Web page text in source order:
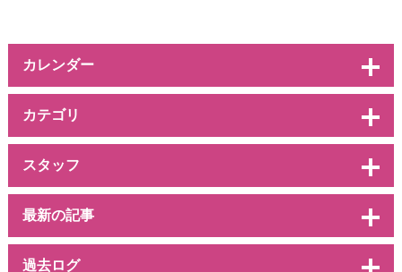
カレンダー
カテゴリ
スタッフ
最新の記事
過去ログ